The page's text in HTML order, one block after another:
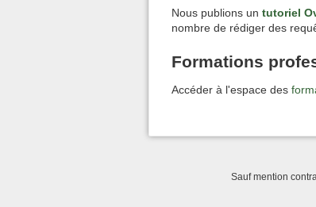
Nous publions un tutoriel
nombre de rédiger des
Formations
Accéder à l'espace des
Sauf mention